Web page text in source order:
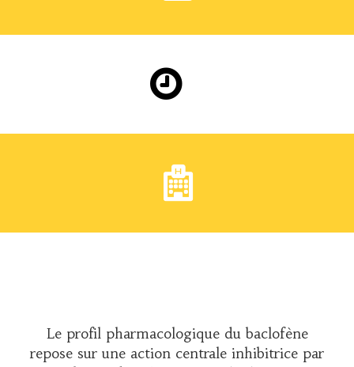
Le profil pharmacologique du baclofène
repose sur une action centrale inhibitrice par